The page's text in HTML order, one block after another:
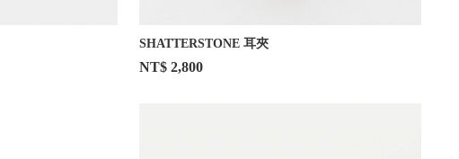
SHATTERSTONE 耳夾
NT$ 2,800